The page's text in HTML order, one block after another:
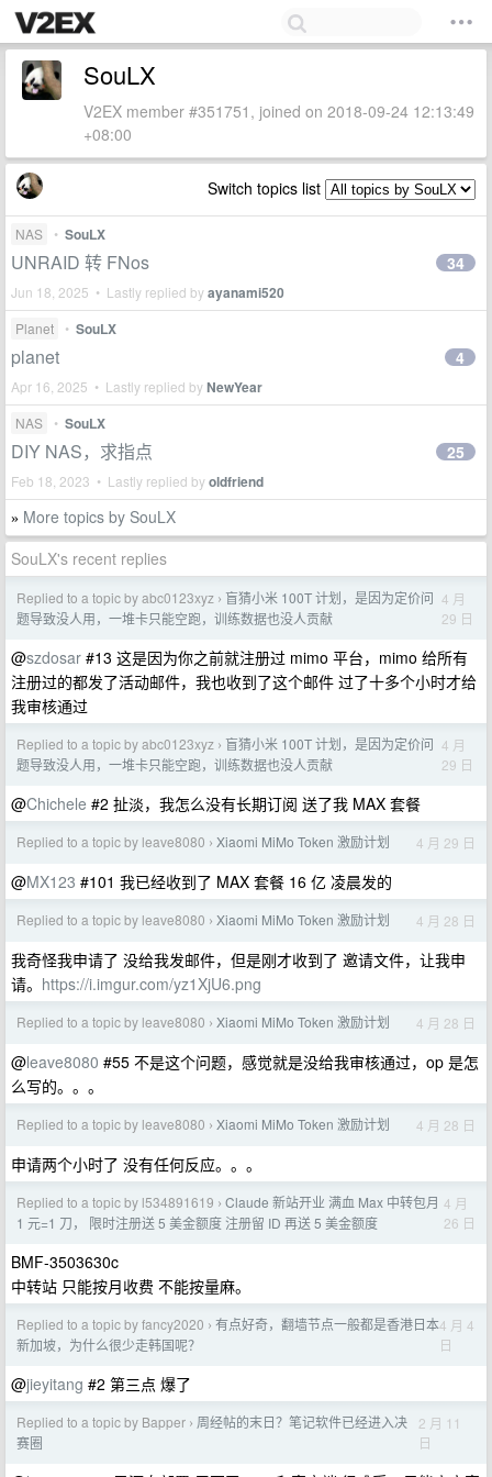
SouLX
V2EX member #351751, joined on 2018-09-24 12:13:49
+08:00
Switch topics list
NAS • SouLX
UNRAID 转 FNos
Jun 18, 2025 • Lastly replied byayanami520
34
Planet • SouLX
planet
Apr 16, 2025 • Lastly replied byNewYear
4
NAS • SouLX
DIY NAS，求指点
Feb 18, 2023 • Lastly replied byoldfriend
25
» More topics by SouLX
SouLX's recent replies
Replied to a topic by abc0123xyz › 盲猜小米 100T 计划，是因为定价问
题导致没人用，一堆卡只能空跑，训练数据也没人贡献
4 月
29 日
@szdosar #13 这是因为你之前就注册过 mimo 平台，mimo 给所有
注册过的都发了活动邮件，我也收到了这个邮件 过了十多个小时才给
我审核通过
Replied to a topic by abc0123xyz › 盲猜小米 100T 计划，是因为定价问
题导致没人用，一堆卡只能空跑，训练数据也没人贡献
4 月
29 日
@Chichele #2 扯淡，我怎么没有长期订阅 送了我 MAX 套餐
Replied to a topic by leave8080 › Xiaomi MiMo Token 激励计划 4 月 29 日
@MX123 #101 我已经收到了 MAX 套餐 16 亿 凌晨发的
Replied to a topic by leave8080 › Xiaomi MiMo Token 激励计划 4 月 28 日
我奇怪我申请了 没给我发邮件，但是刚才收到了 邀请文件，让我申
请。 https://i.imgur.com/yz1XjU6.png
Replied to a topic by leave8080 › Xiaomi MiMo Token 激励计划 4 月 28 日
@leave8080 #55 不是这个问题，感觉就是没给我审核通过，op 是怎
么写的。。。
Replied to a topic by leave8080 › Xiaomi MiMo Token 激励计划 4 月 28 日
申请两个小时了 没有任何反应。。。
Replied to a topic by l534891619 › Claude 新站开业 满血 Max 中转包月
1 元=1 刀， 限时注册送 5 美金额度 注册留 ID 再送 5 美金额度
4 月
26 日
BMF-3503630c
中转站 只能按月收费 不能按量麻。
Replied to a topic by fancy2020 › 有点好奇，翻墙节点一般都是香港日本
新加坡，为什么很少走韩国呢？
4 月 4
日
@jieyitang #2 第三点 爆了
Replied to a topic by Bapper › 周经帖的末日？笔记软件已经进入决
赛圈
2 月 11
日